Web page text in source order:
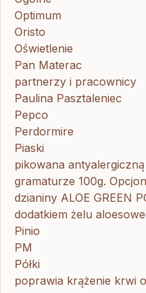
Optimum
Oristo
Oświetlenie
Pan Materac
partnerzy i pracownicy
Paulina Pasztaleniec
Pepco
Perdormire
Piaski
pikowana
gramaturze 100g.
dzianiny ALOE GREEN
dodatkiem żelu
Pinio
PM
Półki
poprawia krążenie krwi